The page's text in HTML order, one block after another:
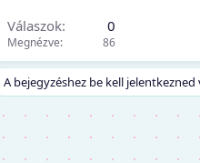
m
Válaszok 0
Megnézve 86
A bejegyzéshez be kell